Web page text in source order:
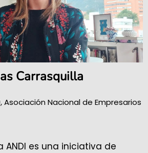
Carrasquilla
Asociación Nacional de Empresarios
ANDI es una iniciativa de